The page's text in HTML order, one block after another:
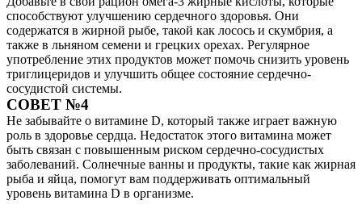
способствуют улучшению сердечного здоровья. Они
содержатся в жирной рыбе, такой как лосось и скумбрия, а
также в льняном семени и грецких орехах. Регулярное
употребление этих продуктов может помочь снизить уровень
триглицеридов и улучшить общее состояние сердечно-
сосудистой системы.
СОВЕТ №4
Не забывайте о витамине D, который также играет важную
роль в здоровье сердца. Недостаток этого витамина может
быть связан с повышенным риском сердечно-сосудистых
заболеваний. Солнечные ванны и продукты, такие как жирная
рыба и яйца, помогут вам поддерживать оптимальный
уровень витамина D в организме.